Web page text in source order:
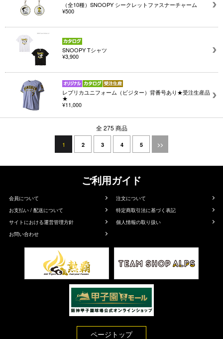
（全10種）SNOOPY シークレットファスナーチャーム
¥500
SNOOPY Tシャツ
¥3,900
レプリカユニフォーム（ビジター）背番号あり★受注生産品
★
¥11,000
全 275 商品
1 2 3 4 5 >>
ご利用ガイド
会員について
注文について
お支払い / 配送について
特定商取引法に基づく表記
サイトにおける運営管理方針
個人情報の取り扱い
お問い合わせ
ページトップ